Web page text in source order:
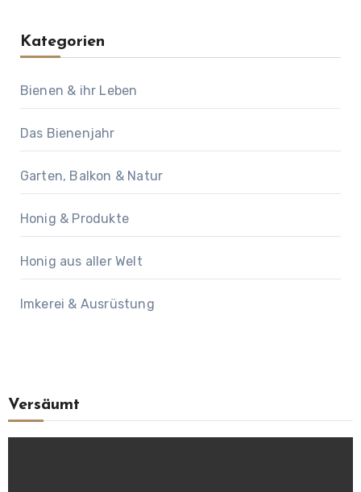
Kategorien
Bienen & ihr Leben
Das Bienenjahr
Garten, Balkon & Natur
Honig & Produkte
Honig aus aller Welt
Imkerei & Ausrüstung
Versäumt